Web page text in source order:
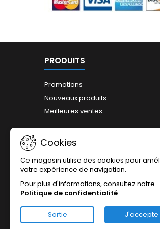
PRODUITS
Promotions
Nouveaux produits
Meilleures ventes
Cookies
Ce magasin utilise des cookies pour
votre expérience de navigation.
Pour plus d'informations, consultez notre
Politique de confidentialité.
Sortie J'accepte